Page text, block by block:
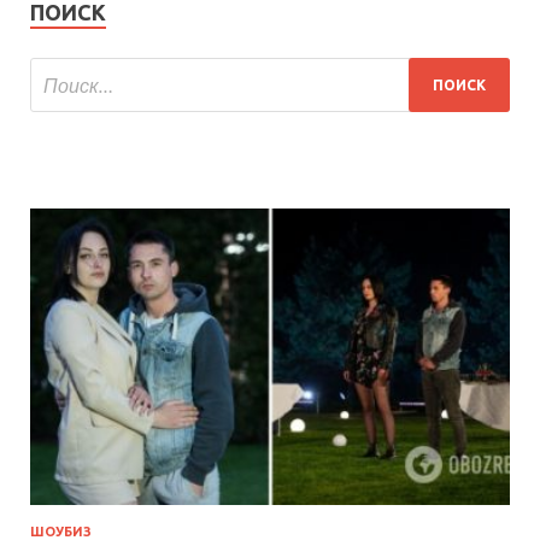
ПОИСК
ШОУБИЗ